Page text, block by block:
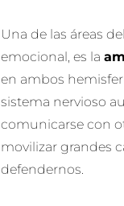
Una de las áreas del
emocional, es la
en ambos
sistema nervioso
comunicarse con
movilizar grandes
defendernos.